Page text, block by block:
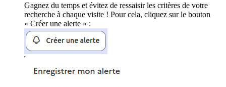
Gagnez du temps et évitez de ressaisir les critères de votre
recherche à chaque visite ! Pour cela, cliquez sur le bouton
« Créer une alerte » :